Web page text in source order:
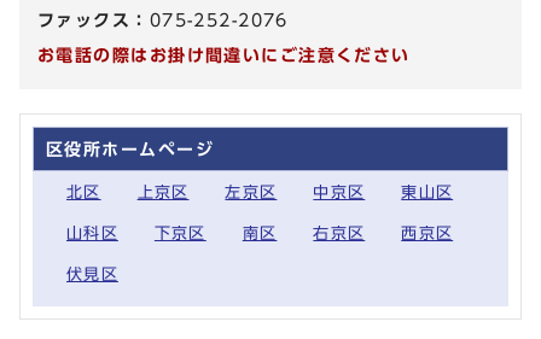
ファックス： 075-252-2076
お電話の際はお掛け間違いにご注意ください
区役所ホームページ
北区 上京区 左京区 中京区 東山区
山科区 下京区 南区 右京区 西京区
伏見区